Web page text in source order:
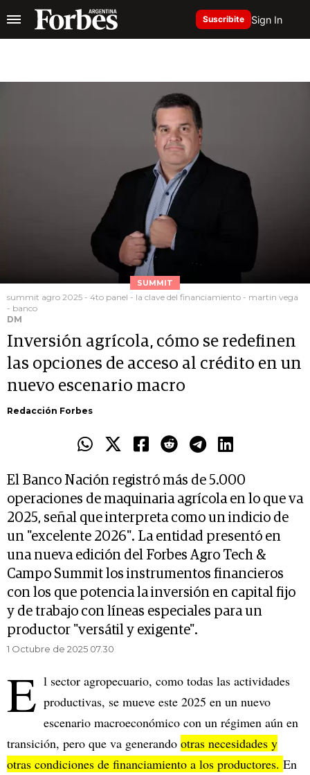
Suscribite Sign In
SUMMIT
summit agro 2025 - 4to panel - la clave del financiamiento - martin vega
- banco
DM
Inversión agrícola, cómo se redefinen
las opciones de acceso al crédito en un
nuevo escenario macro
Redacción Forbes
El Banco Nación registró más de 5.000
operaciones de maquinaria agrícola en lo que va
2025, señal que interpreta como un indicio de
un "excelente 2026". La entidad presentó en
una nueva edición del Forbes Agro Tech &
Campo Summit los instrumentos financieros
con los que potencia la inversión en capital fijo
y de trabajo con líneas especiales para un
productor "versátil y exigente".
1 Octubre de 2025 07.30
E l sector agropecuario, como todas las actividades
productivas, se mueve este 2025 en un nuevo
escenario macroeconómico con un régimen aún en
transición, pero que va generando otras necesidades y
otras condiciones de financiamiento a los productores. En